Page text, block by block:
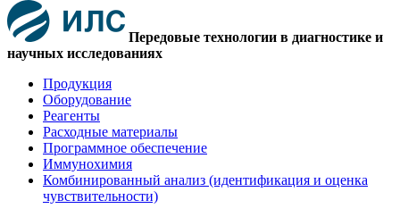
Передовые технологии в диагностике и
научных исследованиях
Продукция
Оборудование
Реагенты
Расходные материалы
Программное обеспечение
Иммунохимия
Комбинированный анализ (идентификация и оценка
чувствительности)